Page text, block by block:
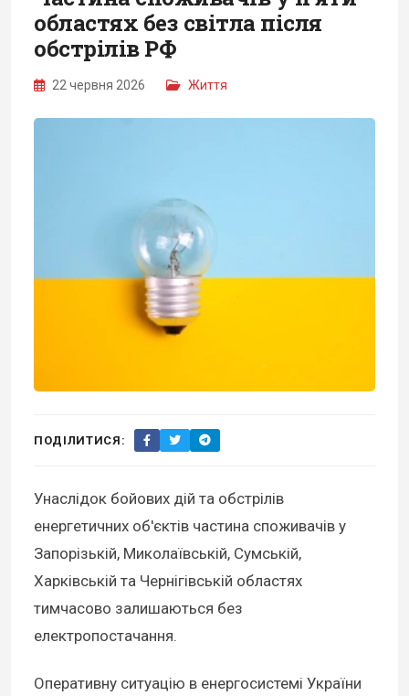
областях без світла після
обстрілів РФ
22 червня 2026 Життя
ПОДІЛИТИСЯ:
Унаслідок бойових дій та обстрілів
енергетичних об'єктів частина споживачів у
Запорізькій, Миколаївській, Сумській,
Харківській та Чернігівській областях
тимчасово залишаються без
електропостачання.
Оперативну ситуацію в енергосистемі України